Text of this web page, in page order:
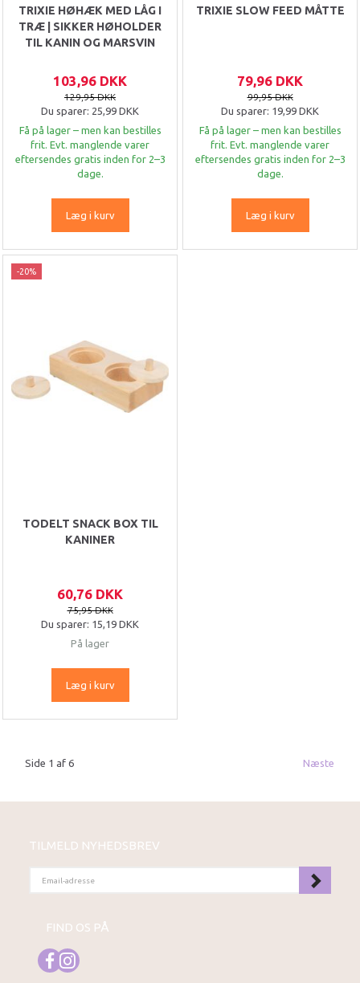
TRIXIE HØHÆK MED LÅG I
TRÆ | SIKKER HØHOLDER
TIL KANIN OG MARSVIN
103,96 DKK
129,95 DKK
Du sparer: 25,99 DKK
Få på lager – men kan bestilles
frit. Evt. manglende varer
eftersendes gratis inden for 2–3
dage.
Læg i kurv
TRIXIE SLOW FEED MÅTTE
79,96 DKK
99,95 DKK
Du sparer: 19,99 DKK
Få på lager – men kan bestilles
frit. Evt. manglende varer
eftersendes gratis inden for 2–3
dage.
Læg i kurv
-20%
TODELT SNACK BOX TIL
KANINER
60,76 DKK
75,95 DKK
Du sparer: 15,19 DKK
På lager
Læg i kurv
Side 1 af 6 Næste
TILMELD NYHEDSBREV
ADRESSE
FIND OS PÅ